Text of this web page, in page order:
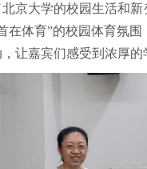
京大学的校园生活和
在体育”的校园体育氛
让嘉宾们感受到浓厚